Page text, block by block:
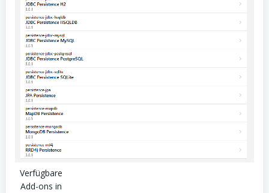
Verfügbare
Add-ons in